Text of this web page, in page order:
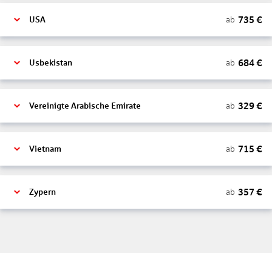
USA ab 735 €
Usbekistan ab 684€
Vereinigte Arabische Emirate ab 329€
Vietnam ab 715 €
Zypern ab 357 €